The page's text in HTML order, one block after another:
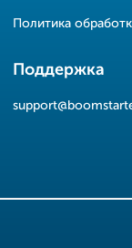
Политика
Поддержка